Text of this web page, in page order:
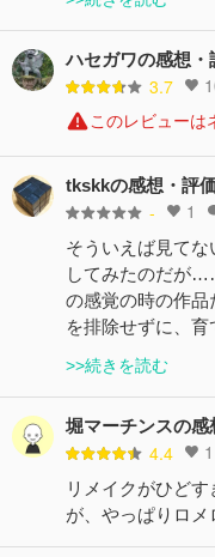
ハセガワの感想・
3.7
このレビューは
tkskkの感想・評
- 1
そういえば見て
してみたのだが
の感覚の時の作
を排除せずに、
>>続きを読む
堀マーチンスの感
4.4 1
リメイクがひど
が、やっぱりロメ